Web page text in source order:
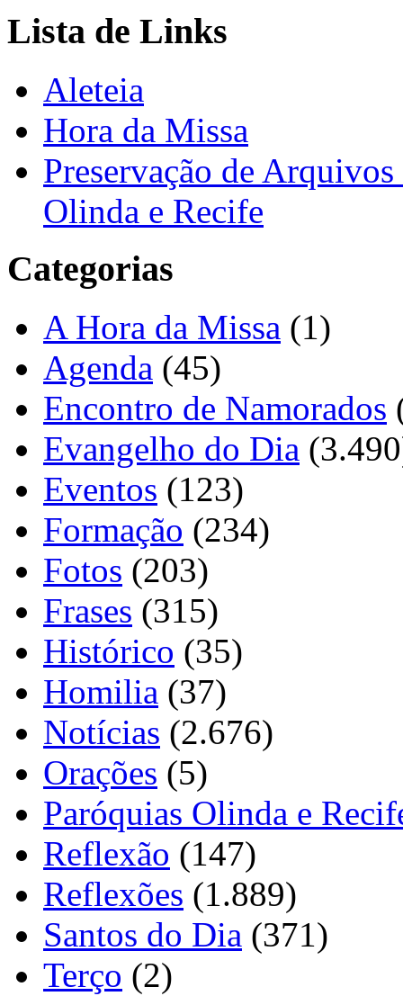
Lista de Links
Aleteia
Hora da Missa
Preservação de
Olinda e Recife
Categorias
A Hora da Missa (1)
Agenda (45)
Encontro de Namorados
Evangelho do Dia
Eventos (123)
Formação (234)
Fotos (203)
Frases (315)
Histórico (35)
Homilia (37)
Notícias (2.676)
Orações (5)
Paróquias Olinda e
Reflexão (147)
Reflexões (1.889)
Santos do Dia (371)
Terço (2)